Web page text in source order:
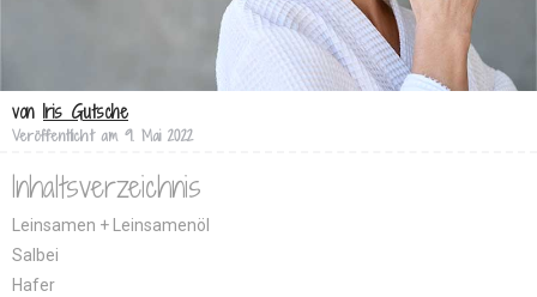
von Iris Gutsche
Veröffentlicht am 9. Mai 2022
Inhaltsverzeichnis
Leinsamen + Leinsamenöl
Salbei
Hafer